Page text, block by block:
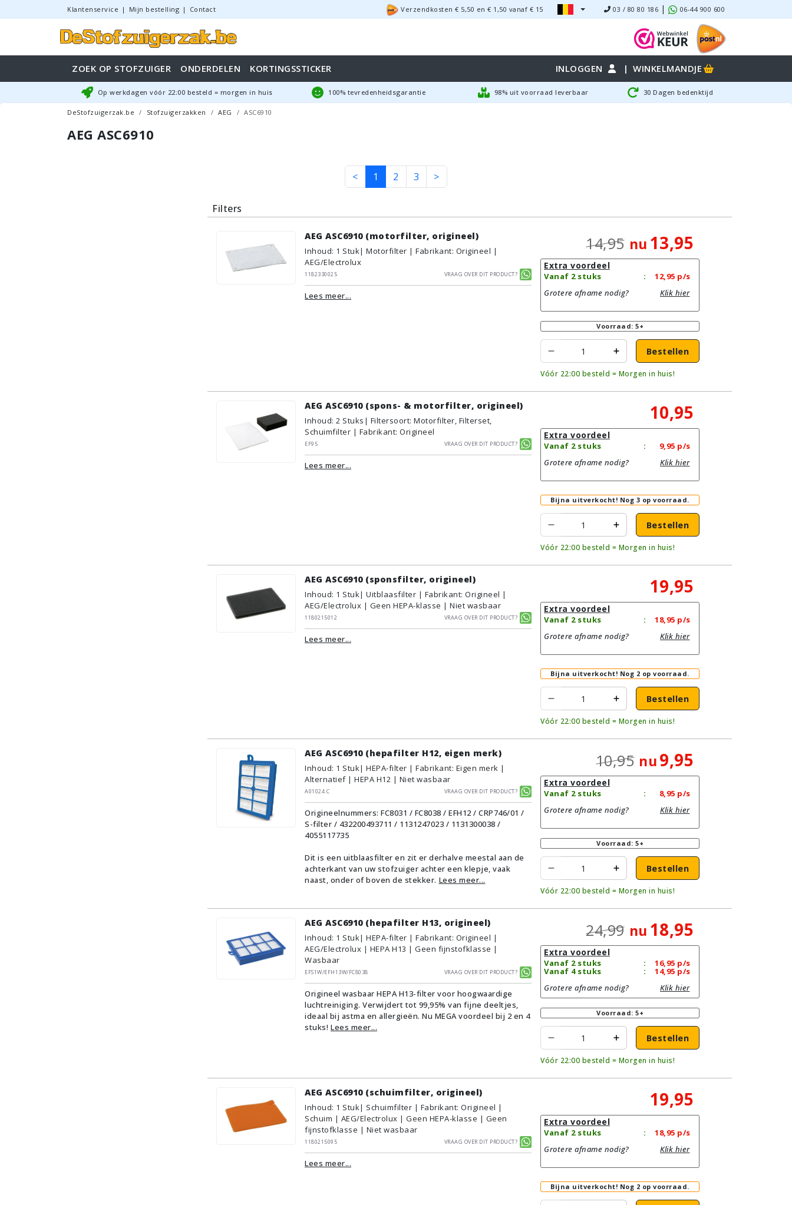
Klantenservice | Mijn bestelling | Contact Verzendkosten € 5,50 en € 1,50 vanaf € 15 03 / 80 80 186 | 06-44 900 600
ZOEK OP STOFZUIGER ONDERDELEN KORTINGSSTICKER INLOGGEN | WINKELMANDJE
Op werkdagen vóór 22:00 besteld = morgen in huis 100% tevredenheidsgarantie 98% uit voorraad leverbaar 30 Dagen bedenktijd
DeStofzuigerzak.be Stofzuigerzakken AEG ASC6910
AEG ASC6910
< 1 2 3 >
Filters
AEG ASC6910 (motorfilter, origineel)
Inhoud: 1 Stuk| Motorfilter | Fabrikant: Origineel |
AEG/Electrolux
1182330025
Vraag over dit product?
Lees meer...
14,95 nu 13,95
Extra voordeel
Vanaf 2 stuks : 12,95 p/s
Grotere afname nodig?
Klik hier
Voorraad: 5+
Bestellen
Vóór 22:00 besteld = Morgen in huis!
AEG ASC6910 (spons- & motorfilter, origineel)
Inhoud: 2 Stuks | Filtersoort: Motorfilter, Filterset,
Schuimfilter | Fabrikant: Origineel
EF95
Vraag over dit product?
Lees meer...
10,95
Extra voordeel
Vanaf 2 stuks : 9,95 p/s
Grotere afname nodig?
Klik hier
Bijna uitverkocht! Nog 3 op voorraad.
Bestellen
Vóór 22:00 besteld = Morgen in huis!
AEG ASC6910 (sponsfilter, origineel)
Inhoud: 1 Stuk| Uitblaasfilter | Fabrikant: Origineel |
AEG/Electrolux | Geen HEPA-klasse | Niet wasbaar
1180215012
Vraag over dit product?
Lees meer...
19,95
Extra voordeel
Vanaf 2 stuks : 18,95 p/s
Grotere afname nodig?
Klik hier
Bijna uitverkocht! Nog 2 op voorraad.
Bestellen
Vóór 22:00 besteld = Morgen in huis!
AEG ASC6910 (hepafilter H12, eigen merk)
Inhoud: 1 Stuk| HEPA-filter | Fabrikant: Eigen merk |
Alternatief | HEPA H12 | Niet wasbaar
A01024.C
Vraag over dit product?
Origineelnummers: FC8031 / FC8038 / EFH12 / CRP746/01 /
S-filter / 432200493711 / 1131247023 / 1131300038 /
4055117735
Dit is een uitblaasfilter en zit er derhalve meestal aan de
achterkant van uw stofzuiger achter een klepje, vaak
naast, onder of boven de stekker. Lees meer...
10,95 nu9,95
Extra voordeel
Vanaf 2 stuks : 8,95 p/s
Grotere afname nodig?
Klik hier
Voorraad: 5+
Bestellen
Vóór 22:00 besteld = Morgen in huis!
AEG ASC6910 (hepafilter H13, origineel)
Inhoud: 1 Stuk| HEPA-filter | Fabrikant: Origineel |
AEG/Electrolux | HEPA H13 | Geen fijnstofklasse |
Wasbaar
EFS1W/EFH13W/FC8038
Vraag over dit product?
Origineel wasbaar HEPA H13-filter voor hoogwaardige
luchtreiniging. Verwijdert tot 99,95% van fijne deeltjes,
ideaal bij astma en allergieën. Nu MEGA voordeel bij 2 en 4
stuks! Lees meer...
24,99 nu 18,95
Extra voordeel
Vanaf 2 stuks : 16,95 p/s
Vanaf 4 stuks : 14,95 p/s
Grotere afname nodig?
Klik hier
Voorraad: 5+
Bestellen
Vóór 22:00 besteld = Morgen in huis!
AEG ASC6910 (schuimfilter, origineel)
Inhoud: 1 Stuk| Schuimfilter | Fabrikant: Origineel |
Schuim | AEG/Electrolux | Geen HEPA-klasse | Geen
fijnstofklasse | Niet wasbaar
1180215095
Vraag over dit product?
Lees meer...
19,95
Extra voordeel
Vanaf 2 stuks : 18,95 p/s
Grotere afname nodig?
Klik hier
Bijna uitverkocht! Nog 2 op voorraad.